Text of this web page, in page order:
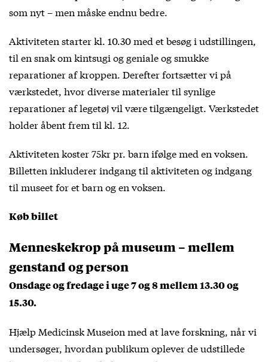
som nyt – men måske endnu bedre.
Aktiviteten starter kl. 10.30 med et besøg i udstillingen,
til en snak om kintsugi og geniale og smukke
reparationer af kroppen. Derefter fortsætter vi på
værkstedet, hvor diverse materialer til synlige
reparationer af legetøj vil være tilgængeligt. Værkstedet
holder åbent frem til kl. 12.
Aktiviteten koster 75kr pr. barn ifølge med en voksen.
Billetten inkluderer indgang til aktiviteten og indgang
til museet for et barn og en voksen.
Køb billet
Menneskekrop på museum – mellem
genstand og person
Onsdage og fredage i uge 7 og 8 mellem 13.30 og
15.30.
Hjælp Medicinsk Museion med at lave forskning, når vi
undersøger, hvordan publikum oplever de udstillede